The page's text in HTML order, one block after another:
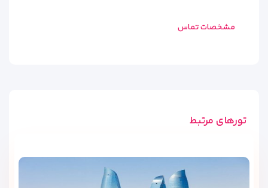
مشخصات تماس
تورهای مرتبط